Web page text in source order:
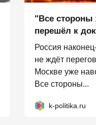
"Все стороны
перешёл к
Россия
не ждёт
Москве уже
Все стороны...
k-politika.ru